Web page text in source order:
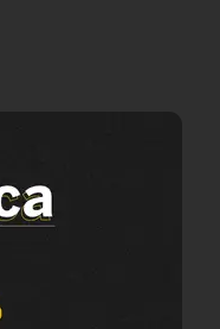
Política
Saúde